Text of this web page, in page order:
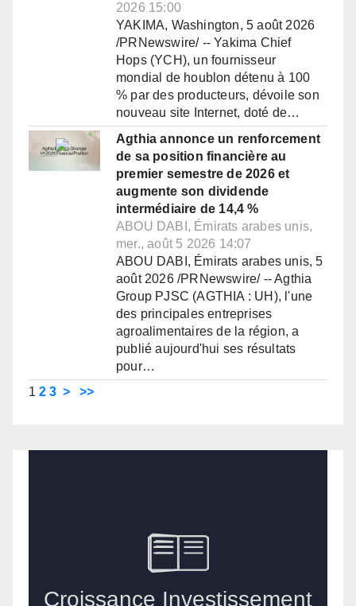
2026 15:00
YAKIMA, Washington, 5 août 2026
/PRNewswire/ -- Yakima Chief
Hops (YCH), un fournisseur
mondial de houblon détenu à 100
% par des producteurs, dévoile son
nouveau site Internet, doté de…
Agthia annonce un renforcement
de sa position financière au
premier semestre de 2026 et
augmente son dividende
intermédiaire de 14,4 %
ABOU DABI, Émirats arabes unis,
mer., août 5 2026 14:07
ABOU DABI, Émirats arabes unis, 5
août 2026 /PRNewswire/ -- Agthia
Group PJSC (AGTHIA : UH), l'une
des principales entreprises
agroalimentaires de la région, a
publié aujourd'hui ses résultats
pour…
1 2 3 > >>